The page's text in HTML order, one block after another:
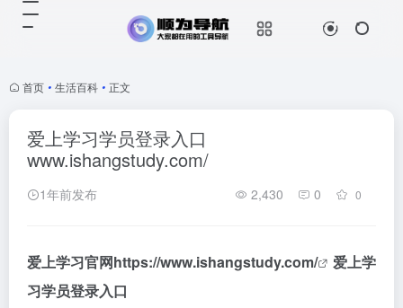
首页 • 生活百科 • 正文
爱上学习学员登录入口
www.ishangstudy.com/
1年前发布 2,430 0 0
爱上学习官网https://www.ishangstudy.com/
爱上学
习学员登录入口